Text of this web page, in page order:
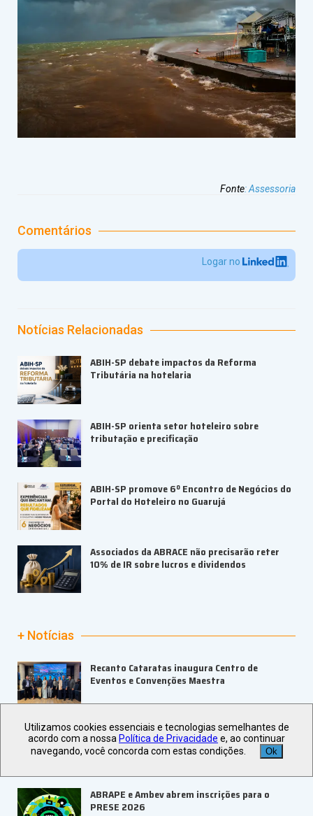
Fonte:Assessoria
Comentários
Logar no
Notícias Relacionadas
ABIH-SP debate impactos da Reforma
Tributária na hotelaria
ABIH-SP orienta setor hoteleiro sobre
tributação e precificação
ABIH-SP promove 6º Encontro de Negócios do
Portal do Hoteleiro no Guarujá
Associados da ABRACE não precisarão reter
10% de IR sobre lucros e dividendos
+ Notícias
Recanto Cataratas inaugura Centro de
Eventos e Convenções Maestra
Go Dream completa um ano de parceria com a
Bilheteria Digital
ABRAPE e Ambev abrem inscrições para o
PRESE 2026
Utilizamos cookies essenciais e tecnologias semelhantes de
acordo com a nossa Política de Privacidade e, ao continuar
navegando, você concorda com estas condições.
Ok